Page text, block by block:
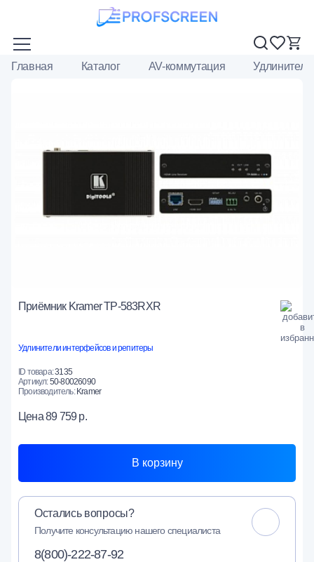
Главная Каталог AV-коммутация
Приёмник Kramer TP-583RXR
Удлинители интерфейсов и репитеры
ID товара:3135
Артикул:50-80026090
Производитель:Kramer
Цена89 759 р.
В корзину
Остались вопросы?
Получите консультацию нашего специалиста
8(800)-222-87-92